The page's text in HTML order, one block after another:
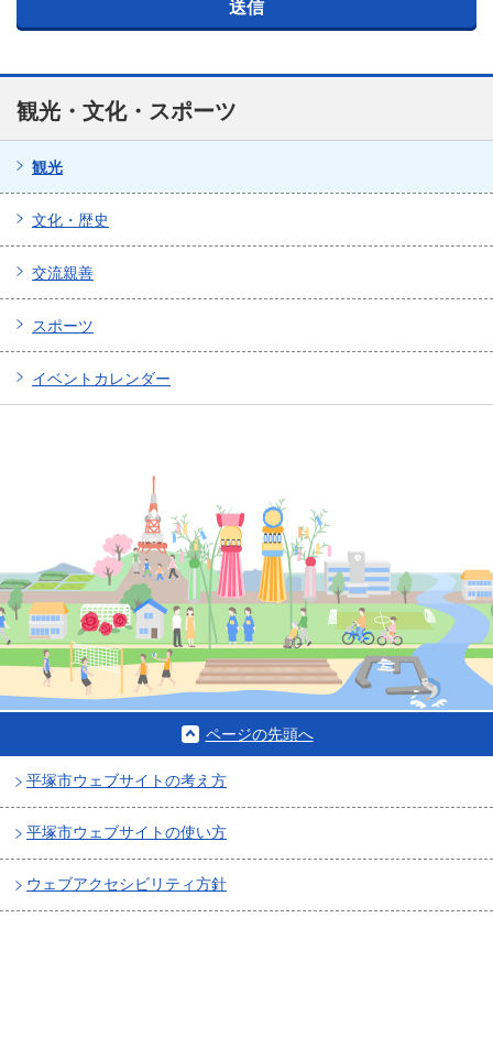
観光・文化・スポーツ
観光
文化・歴史
交流親善
スポーツ
イベントカレンダー
ページの先頭へ
平塚市ウェブサイトの考え方
平塚市ウェブサイトの使い方
ウェブアクセシビリティ方針